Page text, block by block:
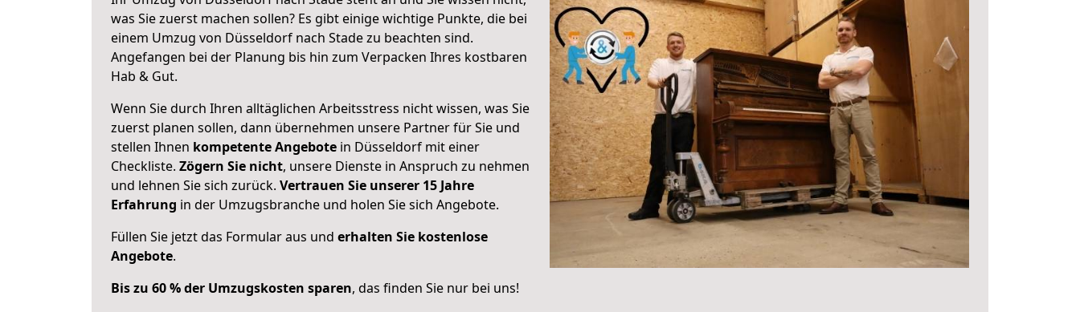
was Sie zuerst machen sollen? Es gibt einige wichtige Punkte, die bei
einem Umzug von Düsseldorf nach Stade zu beachten sind.
Angefangen bei der Planung bis hin zum Verpacken Ihres kostbaren
Hab & Gut.
Wenn Sie durch Ihren alltäglichen Arbeitsstress nicht wissen, was Sie
zuerst planen sollen, dann übernehmen unsere Partner für Sie und
stellen Ihnen kompetente Angebote in Düsseldorf mit einer
Checkliste. Zögern Sie nicht, unsere Dienste in Anspruch zu nehmen
und lehnen Sie sich zurück. Vertrauen Sie unserer 15 Jahre
Erfahrung in der Umzugsbranche und holen Sie sich Angebote.
Füllen Sie jetzt das Formular aus und erhalten Sie kostenlose
Angebote.
Bis zu 60 % der Umzugskosten sparen, das finden Sie nur bei uns!